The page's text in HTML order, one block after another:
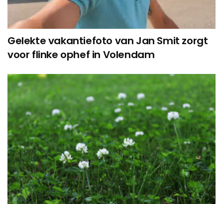
Gelekte vakantiefoto van Jan Smit zorgt
voor flinke ophef in Volendam